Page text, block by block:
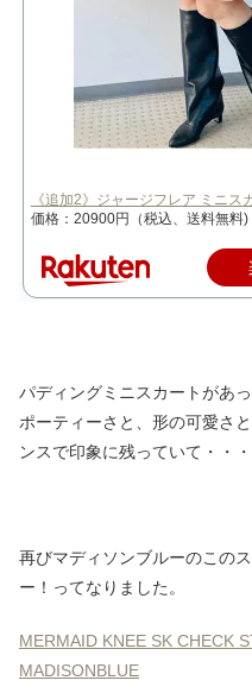
《追加2》ジャージフレア ミニ
価格：20900円（税込、送料無料)
パディングミニスカートがあ
ポーティーさと、形の可愛さ
ンスで印象に残っていて・・・
再びマディソンブルーのこの
ー！ってなりました。
MERMAID KNEE SK CHECK
MADISONBLUE